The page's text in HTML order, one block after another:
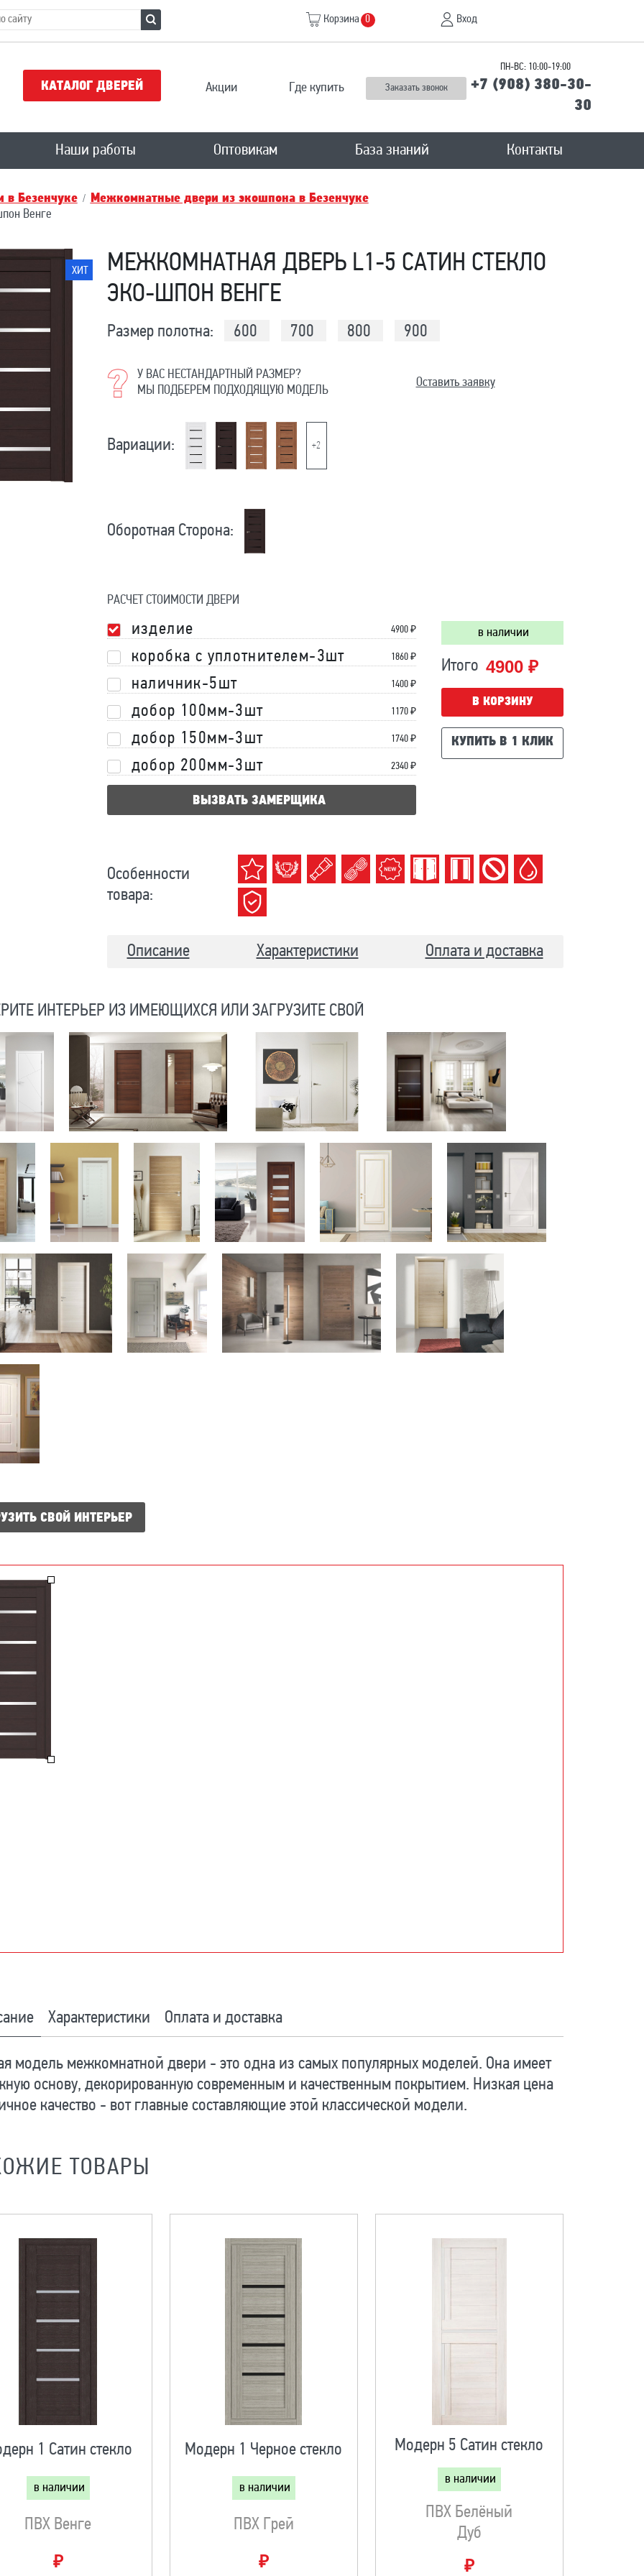
Корзина 0 Вход
КАТАЛОГ ДВЕРЕЙ Акции Где купить Заказать звонок
ПН-ВС: 10:00-19:00
+7 (908) 380-30-
30
Наши работы Оптовикам База знаний Контакты
Безенчукe
Межкомнатные двери из экошпона в Безенчукe
Венге
ХИТ
МЕЖКОМНАТНАЯ ДВЕРЬ L1-5 САТИН СТЕКЛО
ЭКО-ШПОН ВЕНГЕ
Размер полотна: 600 700 800 900
У ВАС НЕСТАНДАРТНЫЙ РАЗМЕР?
МЫ ПОДБЕРЕМ ПОДХОДЯЩУЮ МОДЕЛЬ
Оставить заявку
Вариации: +2
Оборотная Сторона:
РАСЧЕТ СТОИМОСТИ ДВЕРИ
изделие 4900₽
коробка с уплотнителем-3шт 1860 ₽
наличник-5шт 1400 ₽
добор 100мм-3шт 1170 ₽
добор 150мм-3шт 1740 ₽
добор 200мм-3шт 2340 ₽
ВЫЗВАТЬ ЗАМЕРЩИКА
в наличии
Итого 4900 ₽
В КОРЗИНУ
КУПИТЬ В 1 КЛИК
Особенности
товара:
Описание Характеристики Оплата и доставка
ИНТЕРЬЕР ИЗ ИМЕЮЩИХСЯ ИЛИ ЗАГРУЗИТЕ СВОЙ
СВОЙ ИНТЕРЬЕР
Характеристики Оплата и доставка
модель межкомнатной двери - это одна из самых популярных моделей. Она имеет
основу, декорированную современным и качественным покрытием. Низкая цена
качество - вот главные составляющие этой классической модели.
ТОВАРЫ
1 Сатин стекло
в наличии
ПВХ Венге
₽
Модерн 1 Черное стекло
в наличии
ПВХ Грей
₽
Модерн 5 Сатин стекло
в наличии
ПВХ Белёный
Дуб
₽